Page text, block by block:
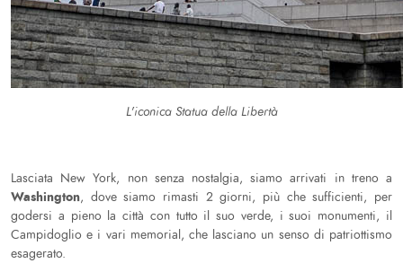
L'iconica Statua della Libertà
Lasciata New York, non senza nostalgia, siamo arrivati in treno a
Washington, dove siamo rimasti 2 giorni, più che sufficienti, per
godersi a pieno la città con tutto il suo verde, i suoi monumenti, il
Campidoglio e i vari memorial, che lasciano un senso di patriottismo
esagerato.